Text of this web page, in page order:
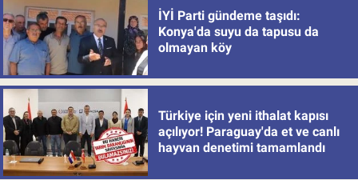
İYİ Parti gündeme taşıdı:
Konya'da suyu da tapusu da
olmayan köy
Türkiye için yeni ithalat kapısı
açılıyor! Paraguay'da et ve canlı
hayvan denetimi tamamlandı